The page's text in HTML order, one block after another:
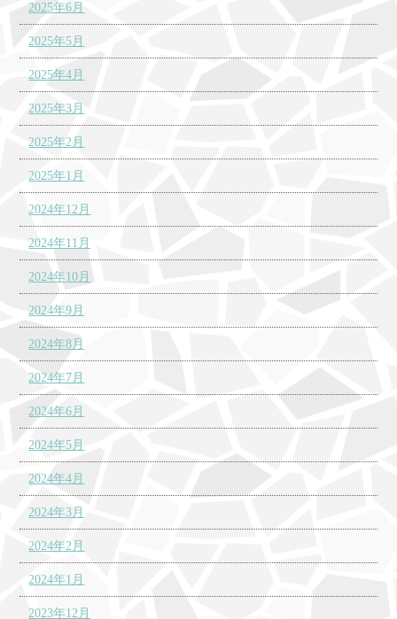
2025年6月
2025年5月
2025年4月
2025年3月
2025年2月
2025年1月
2024年12月
2024年11月
2024年10月
2024年9月
2024年8月
2024年7月
2024年6月
2024年5月
2024年4月
2024年3月
2024年2月
2024年1月
2023年12月